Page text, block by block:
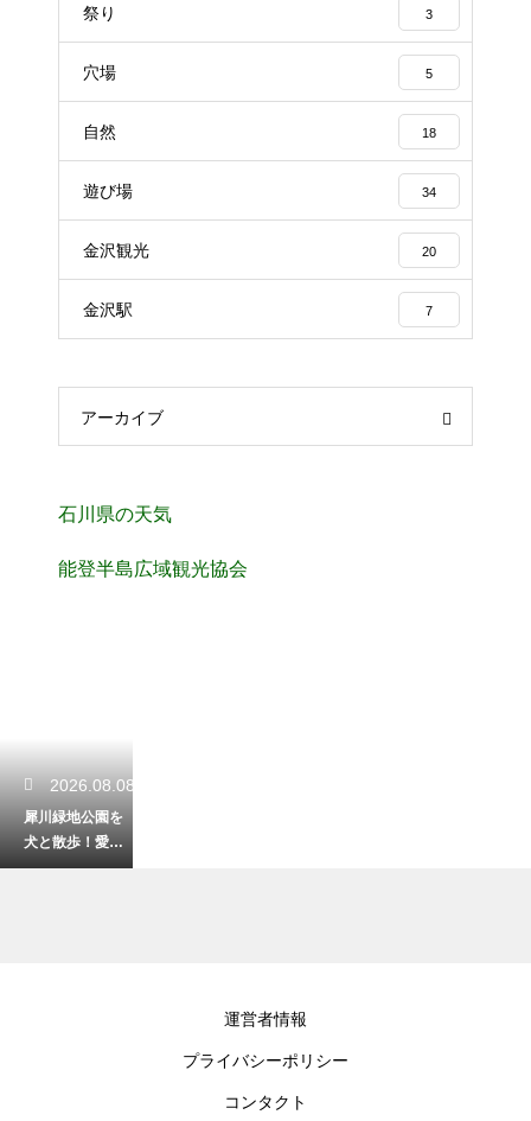
祭り 3
穴場 5
自然 18
遊び場 34
金沢観光 20
金沢駅 7
アーカイブ
石川県の天気
能登半島広域観光協会
2026.08.08
犀川緑地公園を
犬と散歩！愛犬
と楽しむ川沿い
運営者情報
プライバシーポリシー
コンタクト